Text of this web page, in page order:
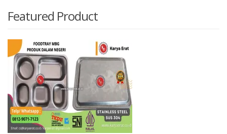
Rp 5,000,000.
Featured Product